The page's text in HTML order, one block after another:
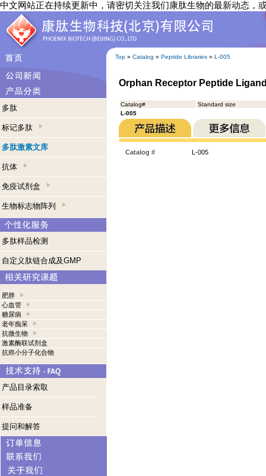
中文网站正在持续更新中，请密切关注我们康肽生物的最新动态，
Top » Catalog » Peptide Libraries » L-005
多肽
标记多肽
多肽激素文库
抗体
免疫试剂盒
生物标志物阵列
多肽样品检测
自定义肽链合成及GMP
肥胖
心血管
糖尿病
老年痴呆
抗微生物
激素酶联试剂盒
抗癌小分子化合物
产品目录索取
样品准备
提问和解答
Orphan Receptor Peptide
Catalog#
Standard size
L-005
Catalog # L-005